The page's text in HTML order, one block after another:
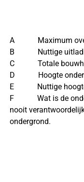
A Maximum
B Nuttige
C Totale
D Hoogte onder
E Nuttige hoogte
F Wat is de
nooit
ondergrond.